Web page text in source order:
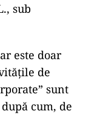
sub
este doar
de
sunt
cum, de